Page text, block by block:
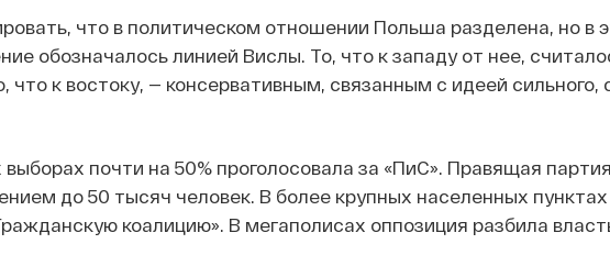
что в политическом отношении Польша разделена, но в
обозначалось линией Вислы. То, что к западу от нее,
что к востоку, — консервативным, связанным с идеей сильного,
выборах почти на 50% проголосовала за «ПиС». Правящая
до 50 тысяч человек. В более крупных населенных
коалицию». В мегаполисах оппозиция разбила